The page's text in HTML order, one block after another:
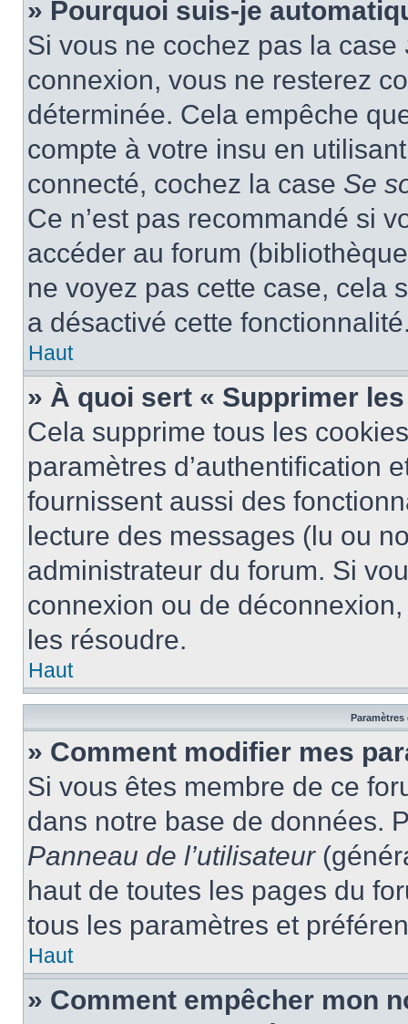
» Pourquoi suis-je
Si vous ne cochez pas la case
connexion, vous ne resterez
déterminée. Cela empêche
compte à votre insu en
connecté, cochez la case Se
Ce n’est pas recommandé si
accéder au forum
ne voyez pas cette case, cela
a désactivé cette
Haut
» À quoi sert « Supprimer
Cela supprime tous les
paramètres d’authentification
fournissent aussi des
lecture des messages (lu ou
administrateur du forum. Si
connexion ou de
les résoudre.
Haut
Paramètres
» Comment modifier mes
Si vous êtes membre de ce
dans notre base de données.
Panneau de l’utilisateur
haut de toutes les pages du
tous les paramètres et
Haut
» Comment empêcher mon